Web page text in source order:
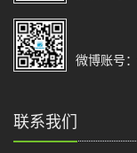
微博账号：
联系我们